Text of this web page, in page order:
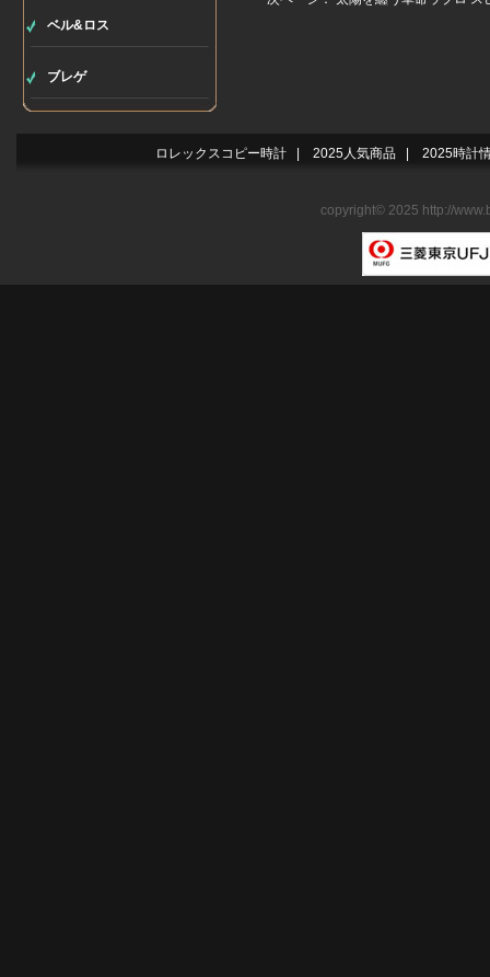
ベル&ロス
ブレゲ
ロレックスコピー時計 2025人気商品 2025時計
copyright© 2025 http://